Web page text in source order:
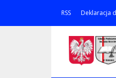
RSS Deklaracja